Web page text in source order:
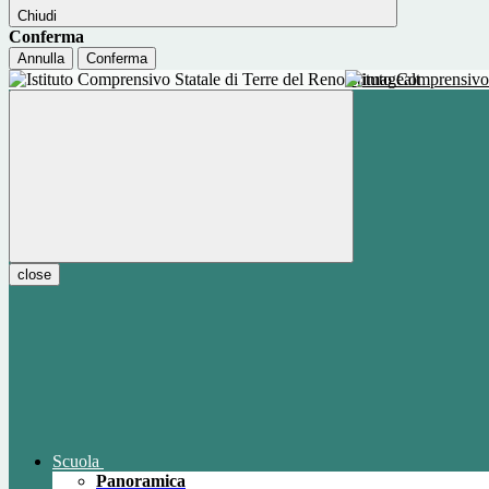
Chiudi
Conferma
Annulla Conferma
Istituto
close
Scuola
Panoramica